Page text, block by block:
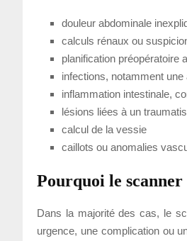
douleur abdominale
calculs rénaux ou
planification préopératoire
infections, notamment
inflammation intestinale,
lésions liées à un
calcul de la vessie
caillots ou anomalies
Pourquoi le scanner
Dans la majorité des cas, le
urgence, une complication ou